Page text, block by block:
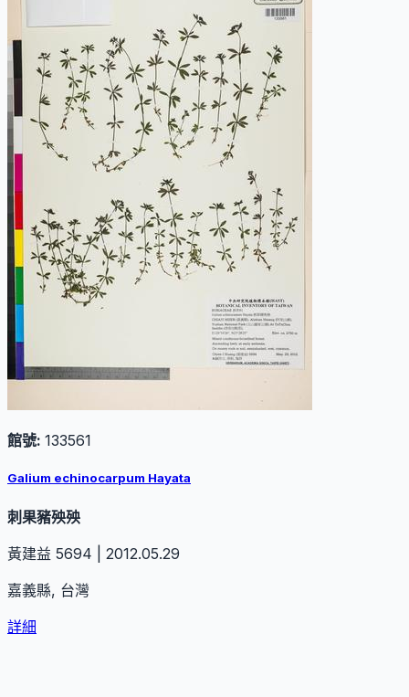
館號: 133561
Galium echinocarpum Hayata
刺果豬殃殃
黃建益 5694 | 2012.05.29
嘉義縣, 台灣
詳細